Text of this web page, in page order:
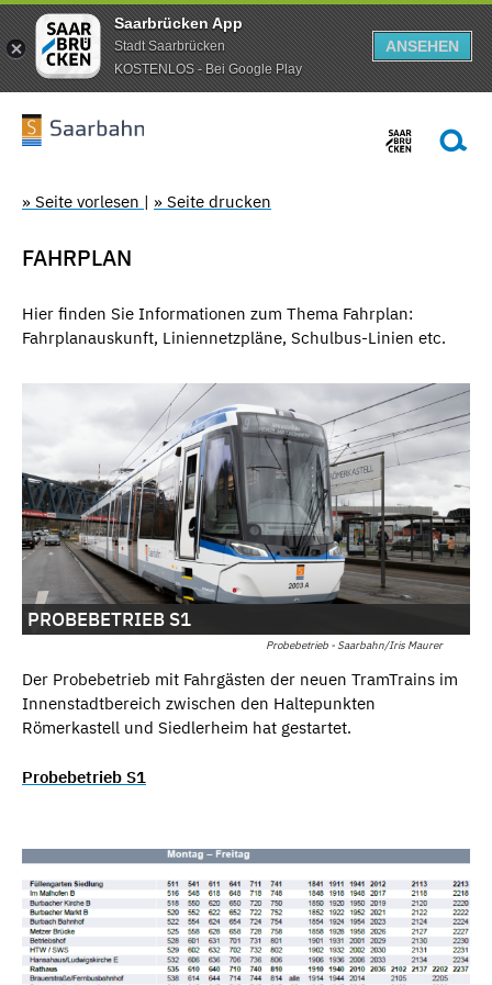
Saarbrücken App
Stadt Saarbrücken
KOSTENLOS - Bei Google Play
ANSEHEN
» Seite vorlesen | » Seite drucken
FAHRPLAN
Hier finden Sie Informationen zum Thema Fahrplan:
Fahrplanauskunft, Liniennetzpläne, Schulbus-Linien etc.
Probebetrieb - Saarbahn/Iris Maurer
PROBEBETRIEB S1
Der Probebetrieb mit Fahrgästen der neuen TramTrains im
Innenstadtbereich zwischen den Haltepunkten
Römerkastell und Siedlerheim hat gestartet.
Probebetrieb S1